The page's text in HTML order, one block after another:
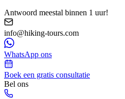
Antwoord meestal binnen 1 uur!
info@hiking-tours.com
WhatsApp ons
Boek een gratis consultatie
Bel ons